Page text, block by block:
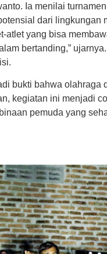
Ia menilai
dari lingkungan
atlet yang bisa
bertanding,”
bukti bahwa olahraga
kegiatan ini menjadi
pemuda yang